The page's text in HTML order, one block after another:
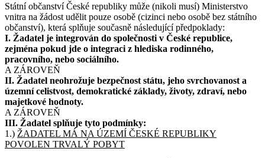
Státní občanství České republiky může (nikoli musí) Ministerstvo
vnitra na žádost udělit pouze osobě (cizinci nebo osobě bez státního
občanství), která splňuje současně následující předpoklady:
I. Žadatel je integrován do společnosti v České republice,
zejména pokud jde o integraci z hlediska rodinného,
pracovního, nebo sociálního.
A ZÁROVEŇ
II. Žadatel neohrožuje bezpečnost státu, jeho svrchovanost a
územní celistvost, demokratické základy, životy, zdraví, nebo
majetkové hodnoty.
A ZÁROVEŇ
III. Žadatel splňuje tyto podmínky:
1.) ŽADATEL MÁ NA ÚZEMÍ ČESKÉ REPUBLIKY
POVOLEN TRVALÝ POBYT